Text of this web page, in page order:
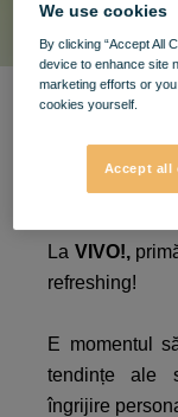
Fă loc
La VIVO!,
refreshing!​
E momentul
tendințe ale
îngrijire
We use cookies
By clicking “Accept All
device to enhance site
marketing efforts or
cookies yourself.
Accept all